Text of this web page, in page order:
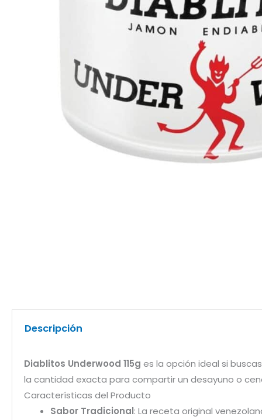
Descripción
Diablitos Underwood 115g es la opción ideal si
la cantidad exacta para compartir un desayuno o
Características del Producto
Sabor Tradicional: La receta original